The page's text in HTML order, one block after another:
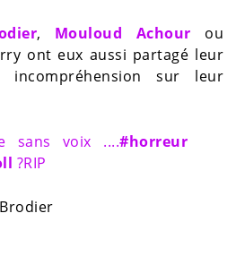
, Mouloud Achour ou
ont eux aussi partagé leur
sur leur
sans voix ....#horreur
?RIP